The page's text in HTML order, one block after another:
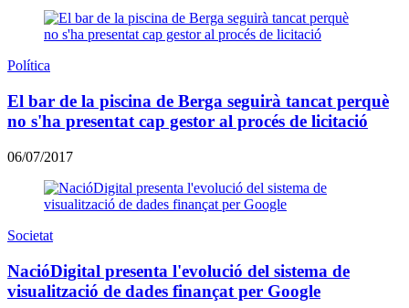
Política
El bar de la piscina de Berga seguirà tancat perquè
no s'ha presentat cap gestor al procés de licitació
06/07/2017
Societat
NacióDigital presenta l'evolució del sistema de
visualització de dades finançat per Google